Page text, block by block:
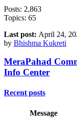
Posts: 2,863
Topics: 65
Last post: April 24,
by Bhishma Kukreti
MeraPahad
Info Center
Recent posts
Message